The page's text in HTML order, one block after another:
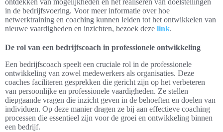
ontdekken van mogelijkheden en het realiseren van doelstellingen
in de bedrijfsvoering. Voor meer informatie over hoe
netwerktraining en coaching kunnen leiden tot het ontwikkelen van
nieuwe vaardigheden en inzichten, bezoek deze link.
De rol van een bedrijfscoach in professionele ontwikkeling
Een bedrijfscoach speelt een cruciale rol in de professionele
ontwikkeling van zowel medewerkers als organisaties. Deze
coaches faciliteren gesprekken die gericht zijn op het verbeteren
van persoonlijke en professionele vaardigheden. Ze stellen
diepgaande vragen die inzicht geven in de behoeften en doelen van
individuen. Op deze manier dragen ze bij aan effectieve coaching
processen die essentieel zijn voor de groei en ontwikkeling binnen
een bedrijf.